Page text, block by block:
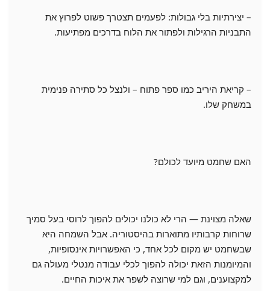
– יצירתיות בלי גבולות: לפעמים תצטרך פשוט לפרוץ את
התבניות הרגילות ולפתור את הלוח בדרכים מפתיעות.
– קריאת היריב כמו ספר פתוח – ולנצל כל סתירה פנימית
במשחק שלו.
האם שחמט מיועד לכולם?
שאלה מצוינת — הרי לא כולנו יכולים להפוך לרוסי בעל סמיך
שרוחות קרבותיו מתוארות בהיסטוריה. אבל השמחה היא
שבשחמט יש מקום לכל אחד, כי האפשרויות אינסופיות,
והמיומנות הזאת יכולה להפוך לכלי עבודה מנטלי מעולה גם
למקצוענים, וגם למי שרוצה לשפר את איכות החיים.